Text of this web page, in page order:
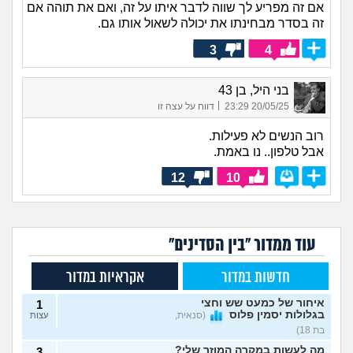
אם זה מפריע לך שווה לדבר איתו על זה, ואם את תוהה אם
זה בסדר מבחינתו את יכולה לשאול אותו גם.
4
3
בני היל, בן 43
20/05/25 23:29
| דווח על עצה זו
רוב הנשים לא פעילות.
אבל טלפון.. נו באמת.
10
12
עוד ממדור "בין הסדינים"
חדשות במדור אקראיות במדור
איחור של כמעט שש וחצי
בגלולות יסמין פלוס
(סנאית,
בת 18)
1
עצות
מה לעשות במקרה המוזר שלי?